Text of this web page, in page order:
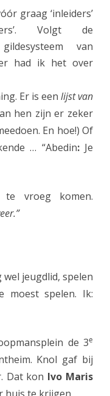
graag ‘inleiders’
Volgt de
van
had ik het over
Er is een lijst van
hen zijn er zeker
En hoe!) Of
… “Abedin: Je
te vroeg komen.
wel jeugdlid, spelen
moest spelen. Ik:
de 3e
Knol gaf bij
Dat kon Ivo Maris